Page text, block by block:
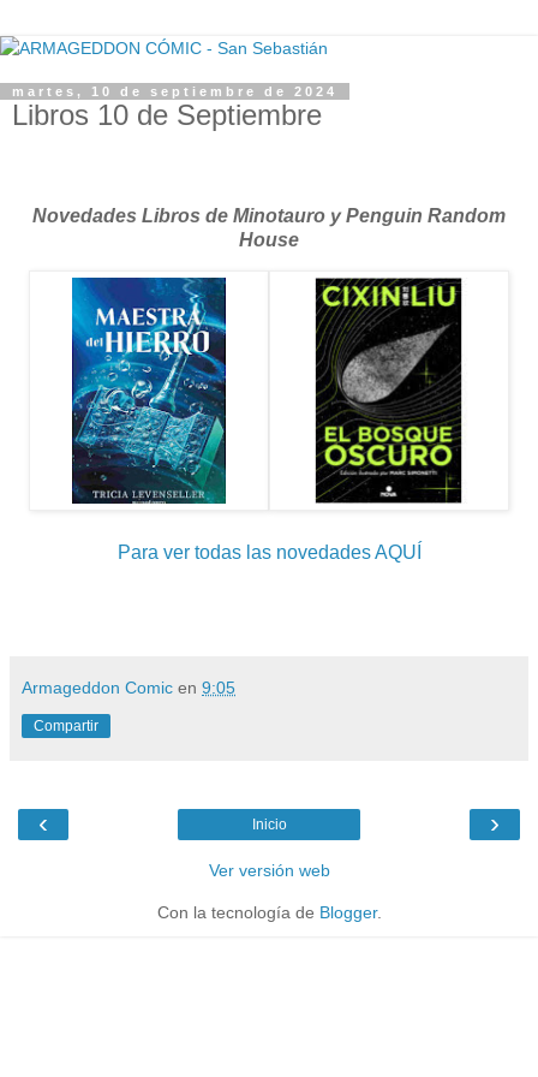
martes, 10 de septiembre de 2024
Libros 10 de Septiembre
Novedades Libros de Minotauro y Penguin Random
House
Para ver todas las novedades AQUÍ
Armageddon Comic en 9:05
Compartir
‹ ›
Inicio
Ver versión web
Con la tecnología de Blogger.